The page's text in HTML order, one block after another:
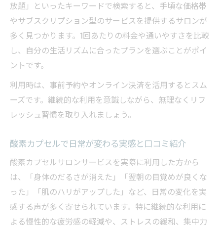
放題」といったキーワードで検索すると、手頃な価格帯
やサブスクリプション型のサービスを提供するサロンが
多く見つかります。1回あたりの料金や通いやすさを比較
し、自分の生活リズムに合ったプランを選ぶことがポイ
ントです。
利用時は、事前予約やオンライン決済を活用するとスム
ーズです。継続的な利用を意識しながら、無理なくリフ
レッシュ習慣を取り入れましょう。
酸素カプセルで日常が変わる実感と口コミ紹介
酸素カプセルサロンサービスを実際に利用した方から
は、「身体のだるさが消えた」「翌朝の目覚めが良くな
った」「肌のハリがアップした」など、日常の変化を実
感する声が多く寄せられています。特に継続的な利用に
よる慢性的な疲労感の軽減や、ストレスの緩和、集中力